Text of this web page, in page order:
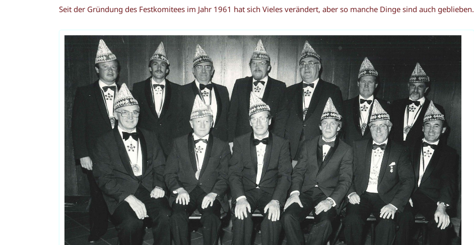
Seit der Gründung des Festkomitees im Jahr 1961 hat sich Vieles verändert, aber so manche Dinge sind auch geblieben.